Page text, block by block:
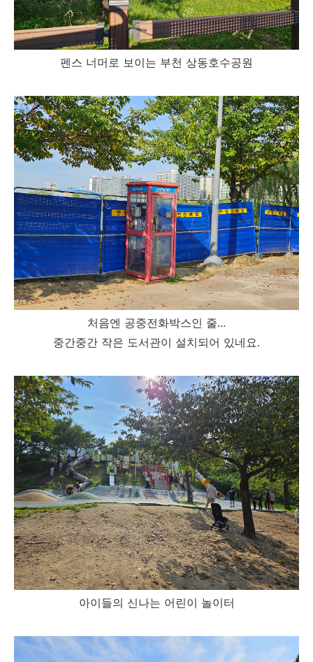
펜스 너머로 보이는 부천 상동호수공원
처음엔 공중전화박스인 줄...
중간중간 작은 도서관이 설치되어 있네요.
아이들의 신나는 어린이 놀이터